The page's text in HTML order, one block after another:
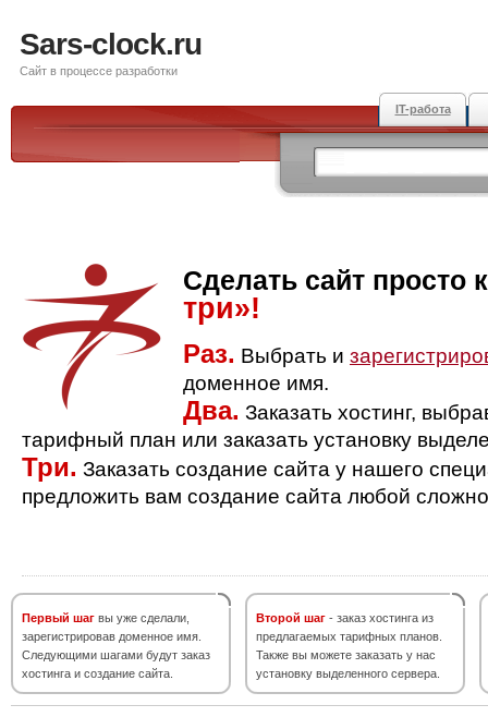
Sars-clock.ru
Сайт в процессе разработки
IT-работа
Сделать сайт просто
три»!
Раз. Выбрать и
доменное имя.
Два. Заказать хостинг,
тарифный план или заказать установку
Три. Заказать создание сайта у нашего
предложить вам создание сайта любой
Первый шаг вы уже сделали,
зарегистрировав доменное имя.
Следующими шагами будут заказ
хостинга и создание сайта.
Второй шаг - заказ хостинга из
предлагаемых тарифных планов.
Также вы можете заказать у нас
установку выделенного сервера.